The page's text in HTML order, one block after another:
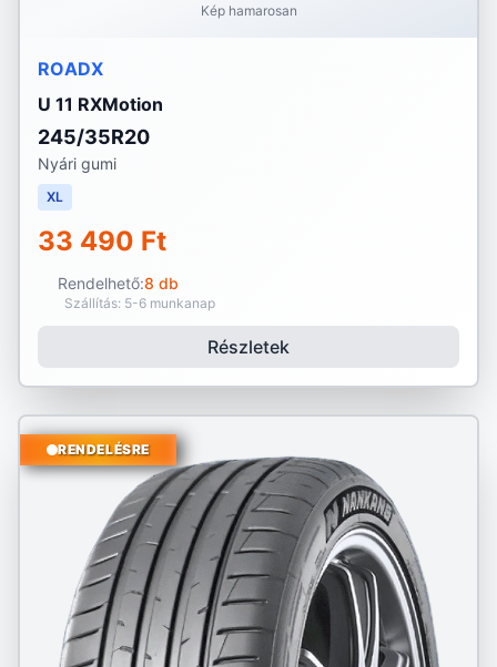
Kép hamarosan
ROADX
U 11 RXMotion
245/35R20
Nyári gumi
XL
33 490 Ft
Rendelhető:8 db
Szállítás: 5-6 munkanap
Részletek
RENDELÉSRE